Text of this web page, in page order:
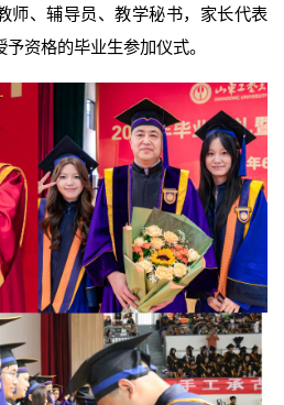
师、辅导员、教学秘书，家长代表
资格的毕业生参加仪式。